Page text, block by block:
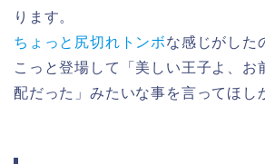
ります。
ちょっと尻切れトンボな感じがした
こっと登場して「美しい王子よ、お
配だった」みたいな事を言ってほし